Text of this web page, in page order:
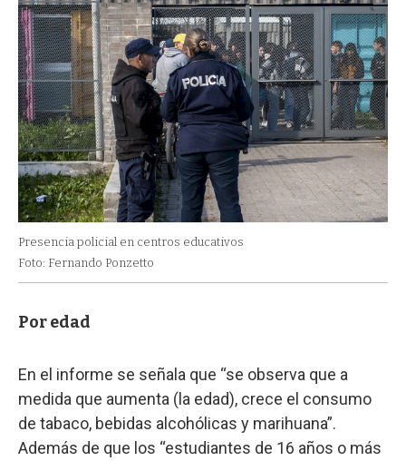
Presencia policial en centros educativos
Foto: Fernando Ponzetto
Por edad
En el informe se señala que “se observa que a
medida que aumenta (la edad), crece el consumo
de tabaco, bebidas alcohólicas y marihuana”.
Además de que los “estudiantes de 16 años o más